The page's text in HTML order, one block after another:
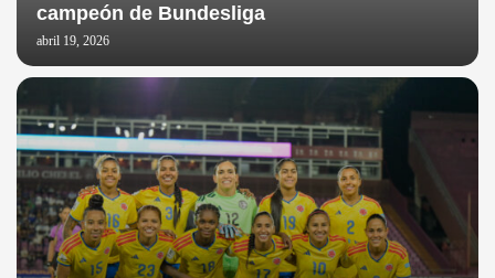
campeón de Bundesliga
abril 19, 2026